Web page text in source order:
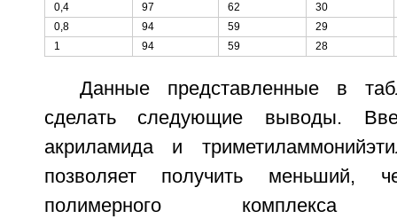
0,4
97 62
30
0,8
94 59
29
1
94 59 28
Данные представленные в
сделать следующие выводы.
акриламида и
позволяет получить меньший,
полимерного